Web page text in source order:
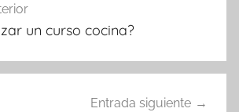
un curso cocina?
Entrada siguiente